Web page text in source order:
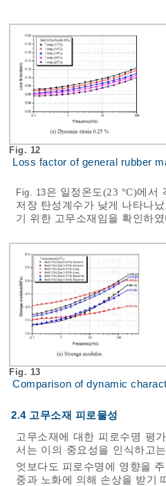
Fig. 12
Loss factor of general rubber
Fig. 13은 일정온도(23 °C)에서
저장 탄성계수가 낮게 나타나
기 위한 고무소재임을 확인하였
Fig. 13
Comparison of dynamic
2.4 고무소재 피로물성
고무소재에 대한 피로수명 평
서는 이의 중요성을 인식하고
엇보다도 피로수명에 영향을
중과 노화에 의해 손상을 받기